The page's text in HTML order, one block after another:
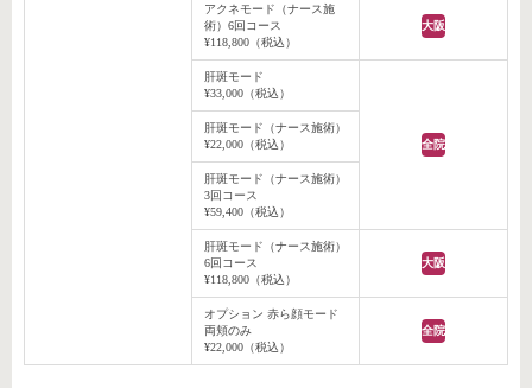
アクネモード（ナース施
術）6回コース
¥118,800（税込）
大阪
肝斑モード
¥33,000（税込）
全院
肝斑モード（ナース施術）
¥22,000（税込）
肝斑モード（ナース施術）
3回コース
¥59,400（税込）
肝斑モード（ナース施術）
6回コース
¥118,800（税込）
大阪
オプション 赤ら顔モード
両頬のみ
¥22,000（税込）
全院